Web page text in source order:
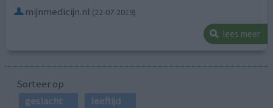
mijnmedicijn.nl (22-07-2019)
lees meer
Sorteer op
geslacht
leeftijd